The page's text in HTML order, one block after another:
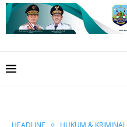
HEADLINE HUKUM & KRIMINAL